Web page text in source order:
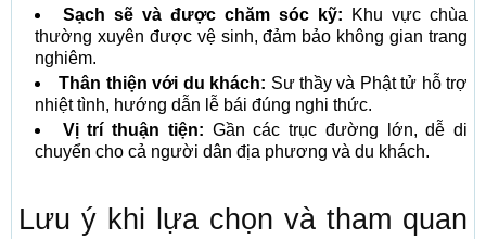
Sạch sẽ và được chăm sóc kỹ: Khu vực chùa
thường xuyên được vệ sinh, đảm bảo không gian trang
nghiêm.
Thân thiện với du khách: Sư thầy và Phật tử hỗ trợ
nhiệt tình, hướng dẫn lễ bái đúng nghi thức.
Vị trí thuận tiện: Gần các trục đường lớn, dễ di
chuyển cho cả người dân địa phương và du khách.
Lưu ý khi lựa chọn và tham quan